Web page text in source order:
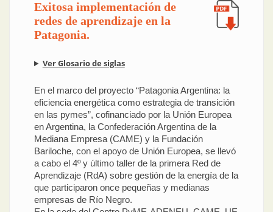
Exitosa implementación de
redes de aprendizaje en la
Patagonia.
Ver Glosario de siglas
En el marco del proyecto “Patagonia Argentina: la
eficiencia energética como estrategia de transición
en las pymes”, cofinanciado por la Unión Europea
en Argentina, la Confederación Argentina de la
Mediana Empresa (CAME) y la Fundación
Bariloche, con el apoyo de Unión Europea, se llevó
a cabo el 4º y último taller de la primera Red de
Aprendizaje (RdA) sobre gestión de la energía de la
que participaron once pequeñas y medianas
empresas de Río Negro.